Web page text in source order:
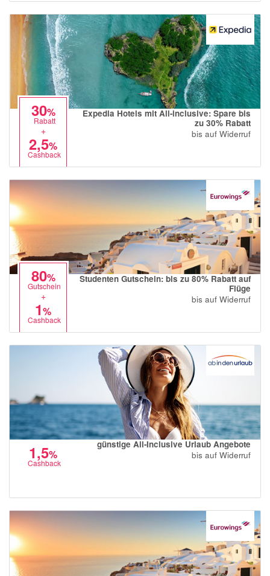
30%
Rabatt
+
2,5%
Cashback
Expedia Hotels mit All-inclusive: Spare bis
zu 30% Rabatt
bis auf Widerruf
80%
Gutschein
+
1%
Cashback
Studenten Gutschein: bis zu 80% Rabatt auf
Flüge
bis auf Widerruf
1,5%
Cashback
günstige All-Inclusive Urlaub Angebote
bis auf Widerruf